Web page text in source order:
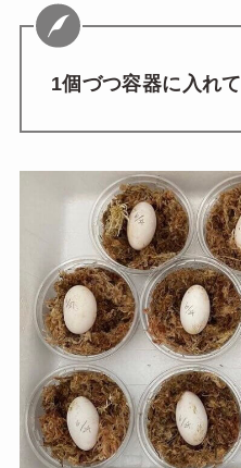
1個づつ容器に入れて